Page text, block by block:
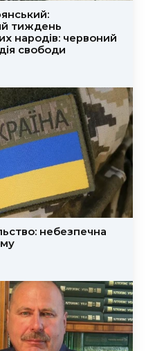
тиждень
народів: червоний
свободи
небезпечна